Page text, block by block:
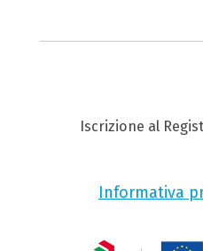
Iscrizione al
Informativa